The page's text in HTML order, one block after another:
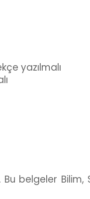
yazılmalı
belgeler Bilim,